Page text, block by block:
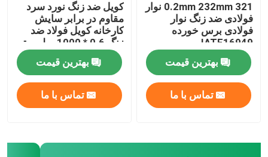
0.2mm 232mm 321 نوار
فولادی ضد زنگ نوار
فولادی برس خورده
IATF16949
بهترین قیمت
تماس با ما
کویل ضد زنگ نورد سرد
مقاوم در برابر سایش
کارخانه کویل فولاد ضد
زنگ 0.6 * 1000 میلی متر
بهترین قیمت
تماس با ما